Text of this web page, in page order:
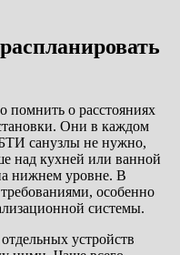
о расстояниях
Они в каждом
санузлы не нужно,
над кухней или ванной
нижнем уровне. В
особенно
системы.
устройств